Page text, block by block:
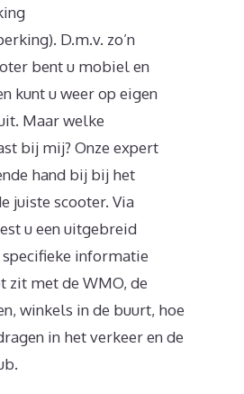
D.m.v. zo’n
bent u mobiel en
kunt u weer op eigen
Maar welke
bij mij? Onze expert
hand bij bij het
juiste scooter. Via
u een uitgebreid
specifieke informatie
zit met de WMO, de
winkels in de buurt, hoe
in het verkeer en de